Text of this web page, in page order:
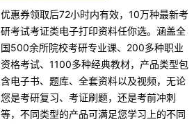
优惠券领取后72小时内有效，10万种最新考
研考试考证类电子打印资料任你选。涵盖全
国500余所院校考研专业课、200多种职业
资格考试、1100多种经典教材，产品类型包
含电子书、题库、全套资料以及视频，无论
您是考研复习、考证刷题，还是考前冲刺
等，不同类型的产品可满足您学习上的不同